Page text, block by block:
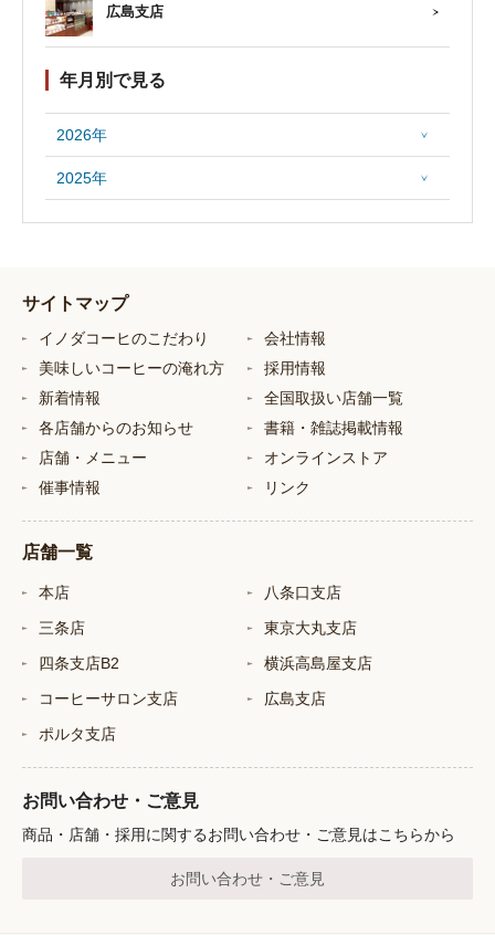
広島支店
年月別で見る
2026年
2025年
サイトマップ
イノダコーヒのこだわり
美味しいコーヒーの淹れ方
新着情報
各店舗からのお知らせ
店舗・メニュー
催事情報
会社情報
採用情報
全国取扱い店舗一覧
書籍・雑誌掲載情報
オンラインストア
リンク
店舗一覧
本店
三条店
四条支店B2
コーヒーサロン支店
ポルタ支店
八条口支店
東京大丸支店
横浜高島屋支店
広島支店
お問い合わせ・ご意見
商品・店舗・採用に関するお問い合わせ・ご意見はこちらから
お問い合わせ・ご意見